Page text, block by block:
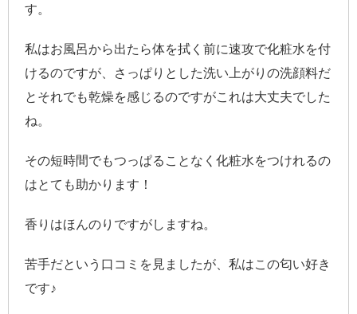
す。
私はお風呂から出たら体を拭く前に速攻で化粧水を付
けるのですが、さっぱりとした洗い上がりの洗顔料だ
とそれでも乾燥を感じるのですがこれは大丈夫でした
ね。
その短時間でもつっぱることなく化粧水をつけれるの
はとても助かります！
香りはほんのりですがしますね。
苦手だという口コミを見ましたが、私はこの匂い好き
です♪